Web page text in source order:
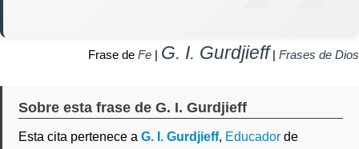
Frase de Fe | G. I. Gurdjieff| Frases de Dios
Sobre esta frase de G. I. Gurdjieff
Esta cita pertenece a G. I. Gurdjieff, Educador de